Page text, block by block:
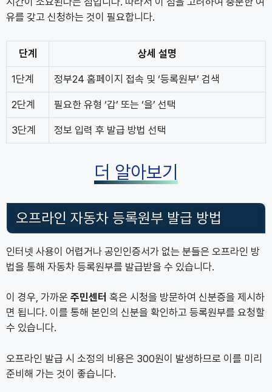
유를 갖고 신청하는 것이 필요합니다.
단계 상세 설명
1단계 정부24 홈페이지 접속 및 ‘등록원부’ 검색
2단계 필요한 유형 ‘갑’ 또는 ‘을’ 선택
3단계 정보 입력 후 발급 방법 선택
더 알아보기
오프라인 자동차 등록원부 발급 방법
인터넷 사용이 어렵거나 공인인증서가 없는 분들은 오프라인 방
법을 통해 자동차 등록원부를 발급받을 수 있습니다.
이 경우, 가까운 주민센터 혹은 시청을 방문하여 신분증을 제시하
면 됩니다. 이를 통해 본인의 신분을 확인하고 등록원부를 요청할
수 있습니다.
오프라인 발급 시 소정의 비용은 300원이 발생하므로 이를 미리
준비해 가는 것이 좋습니다.